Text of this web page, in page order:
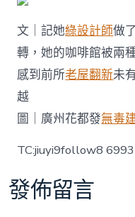
文｜記她綠設計師做了
轉，她的咖啡館被兩
感到前所老屋翻新未
越
圖｜廣州花都發無毒
TC:jiuyi9follow8
發佈留言